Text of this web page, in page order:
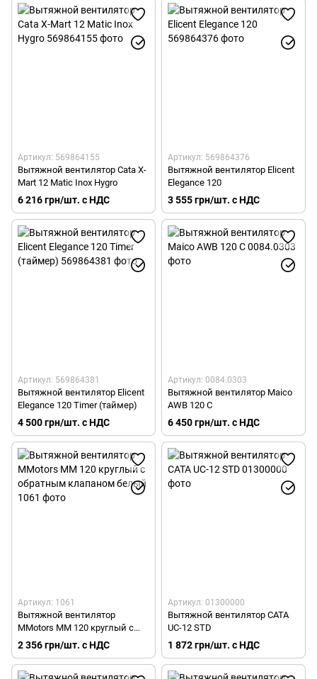
Артикул: 569864155
Вытяжной вентилятор Cata X-
Mart 12 Matic Inox Hygro
6 216 грн/шт. с НДС
Артикул: 569864376
Вытяжной вентилятор Elicent
Elegance 120
3 555 грн/шт. с НДС
Артикул: 569864381
Вытяжной вентилятор Elicent
Elegance 120 Timer (таймер)
4 500 грн/шт. с НДС
Артикул: 0084.0303
Вытяжной вентилятор Maico
AWB 120 C
6 450 грн/шт. с НДС
Артикул: 1061
Вытяжной вентилятор
MMotors ММ 120 круглый с
обратным клапаном белый
2 356 грн/шт. с НДС
Артикул: 01300000
Вытяжной вентилятор CATA
UC-12 STD
1 872 грн/шт. с НДС